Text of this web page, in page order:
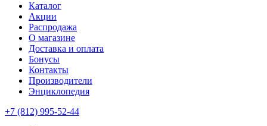
Каталог
Акции
Распродажа
О магазине
Доставка и оплата
Бонусы
Контакты
Производители
Энциклопедия
+7 (812) 995-52-44